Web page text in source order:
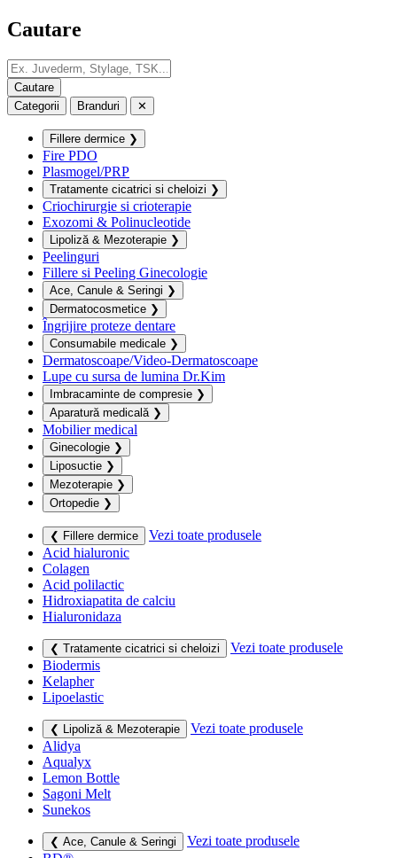
Cautare
Categorii Branduri ✕
Fillere dermice ❯
Fire PDO
Plasmogel/PRP
Tratamente cicatrici si cheloizi ❯
Criochirurgie si crioterapie
Exozomi & Polinucleotide
Lipoliză & Mezoterapie ❯
Peelinguri
Fillere si Peeling Ginecologie
Ace, Canule & Seringi ❯
Dermatocosmetice ❯
Îngrijire proteze dentare
Consumabile medicale ❯
Dermatoscoape/Video-Dermatoscoape
Lupe cu sursa de lumina Dr.Kim
Imbracaminte de compresie ❯
Aparatură medicală ❯
Mobilier medical
Ginecologie ❯
Liposuctie ❯
Mezoterapie ❯
Ortopedie ❯
❮ Fillere dermice
Vezi toate produsele
Acid hialuronic
Colagen
Acid polilactic
Hidroxiapatita de calciu
Hialuronidaza
❮ Tratamente cicatrici si cheloizi
Vezi toate produsele
Biodermis
Kelapher
Lipoelastic
❮ Lipoliză & Mezoterapie
Vezi toate produsele
Alidya
Aqualyx
Lemon Bottle
Sagoni Melt
Sunekos
❮ Ace, Canule & Seringi
Vezi toate produsele